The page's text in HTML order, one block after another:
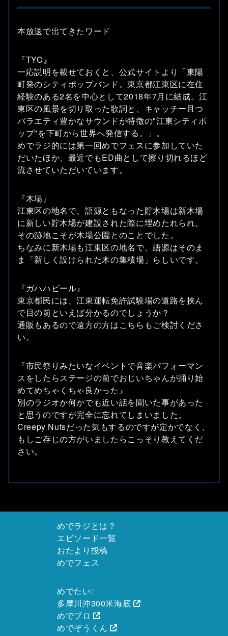
本放送で出てきたワード
『TYC』
一応説明を載せておくと、公式サイトより「東陽
町発のシティポップバンド。東京都江東区に在住
経験のある2名を中心として2018年7月に結成。江
東区の風景を切り取った歌詞と、キャッチー且つ
バラエティ豊かなサウンドが特徴の"江東シティポ
ップ"を下町から世界へ発信する。」。
めでラジ的には第一回めでフェスに参加していた
だいたほか、最近でもED曲として擦り切れるほど
流させていただいています。
『木場』
江東区の地名で、語源ともなった貯木場は新木場
に新しい貯木場が建設された際に埋めたれられ、
その跡地こそが木場公園とのことでした。
ちなみに新木場も江東区の地名で、語源はそのま
ま「新しく設けられた木の集積場」らしいです。
『ガハハビール』
東京都民には、江東運転免許試験場の道路を挟ん
で目の前といえば分かるのでしょうか？
通販もあるので遠方の方はこちらもご検討くださ
い。
『市民祭りみたいなイベントで音楽パフォーマン
スをしたらステージの前でおじいちゃんが踊り始
めてめちゃくちゃ良かった』
別のラジオか何かでも近い話を聞いた事があった
と思うのですが完全に忘れてしまいました。
Creepy Nutsだった気もするのですが定かでなく、
もしご存じの方がいましたらこっそり教えてくだ
さい。
めでラジとは？
エピソード一覧
おたより投稿
めでフェス
めでたい:
多摩川沖300米海底
めでブロ
めでぞうくん